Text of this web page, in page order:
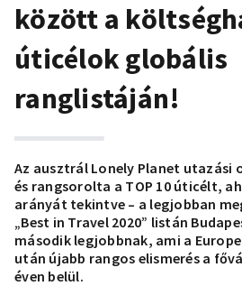
között a
úticélok globális
ranglistáján!
Az ausztrál Lonely Planet
és rangsorolta a TOP 10 úticélt,
arányát tekintve – a legjobban
„Best in Travel 2020” listán
második legjobbnak, ami a
után újabb rangos elismerés a
éven belül.